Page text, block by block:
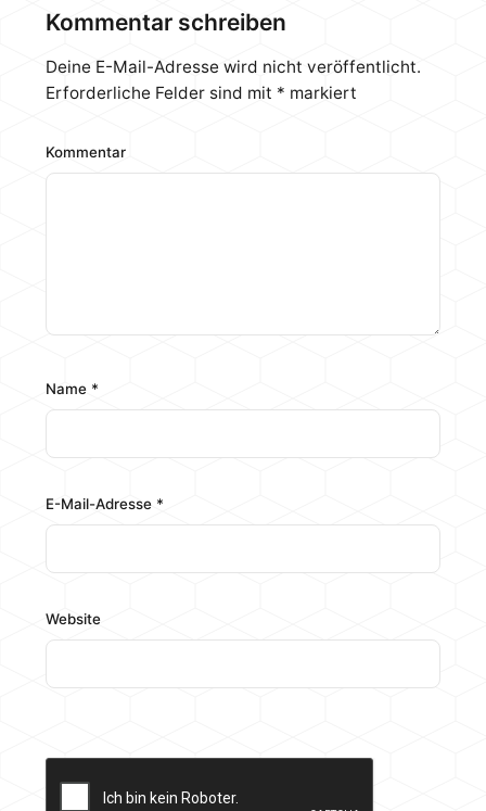
Kommentar schreiben
Deine E-Mail-Adresse wird nicht veröffentlicht.
Erforderliche Felder sind mit * markiert
Kommentar
Name *
E-Mail-Adresse *
Website